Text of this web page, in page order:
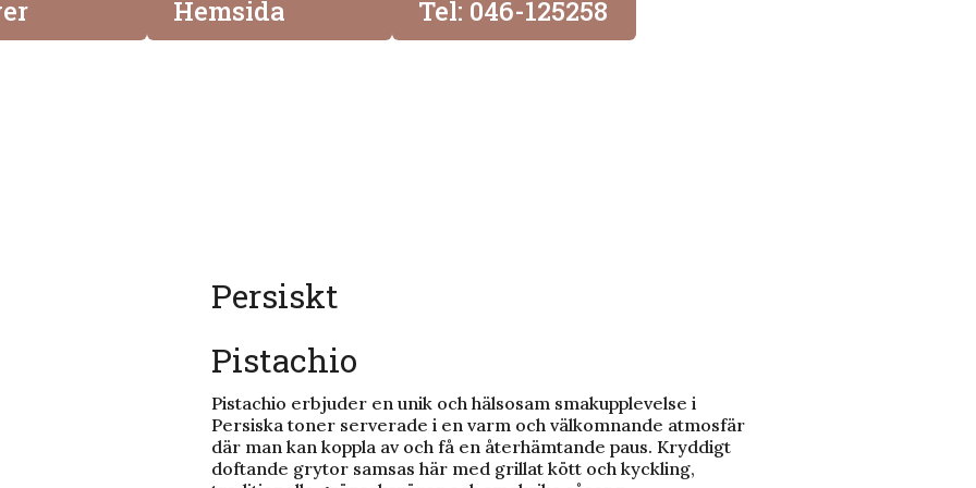
Hemsida Tel: 046-125258
Persiskt
Pistachio
Pistachio erbjuder en unik och hälsosam smakupplevelse i
Persiska toner serverade i en varm och välkomnande atmosfär
där man kan koppla av och få en återhämtande paus. Kryddigt
doftande grytor samsas här med grillat kött och kyckling,